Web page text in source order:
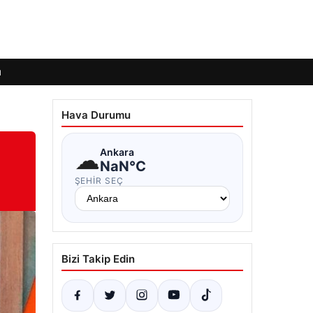
Hava Durumu
☁Ankara
NaN°C
ŞEHIR SEÇ
Bizi Takip Edin